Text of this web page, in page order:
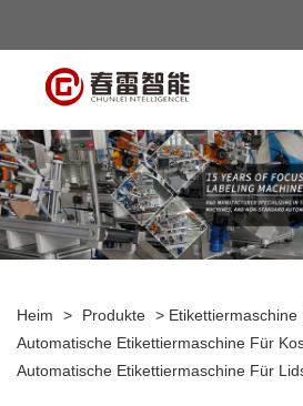
Heim > Produkte > Etikettiermaschine
Automatische Etikettiermaschine Für
Automatische Etikettiermaschine Für